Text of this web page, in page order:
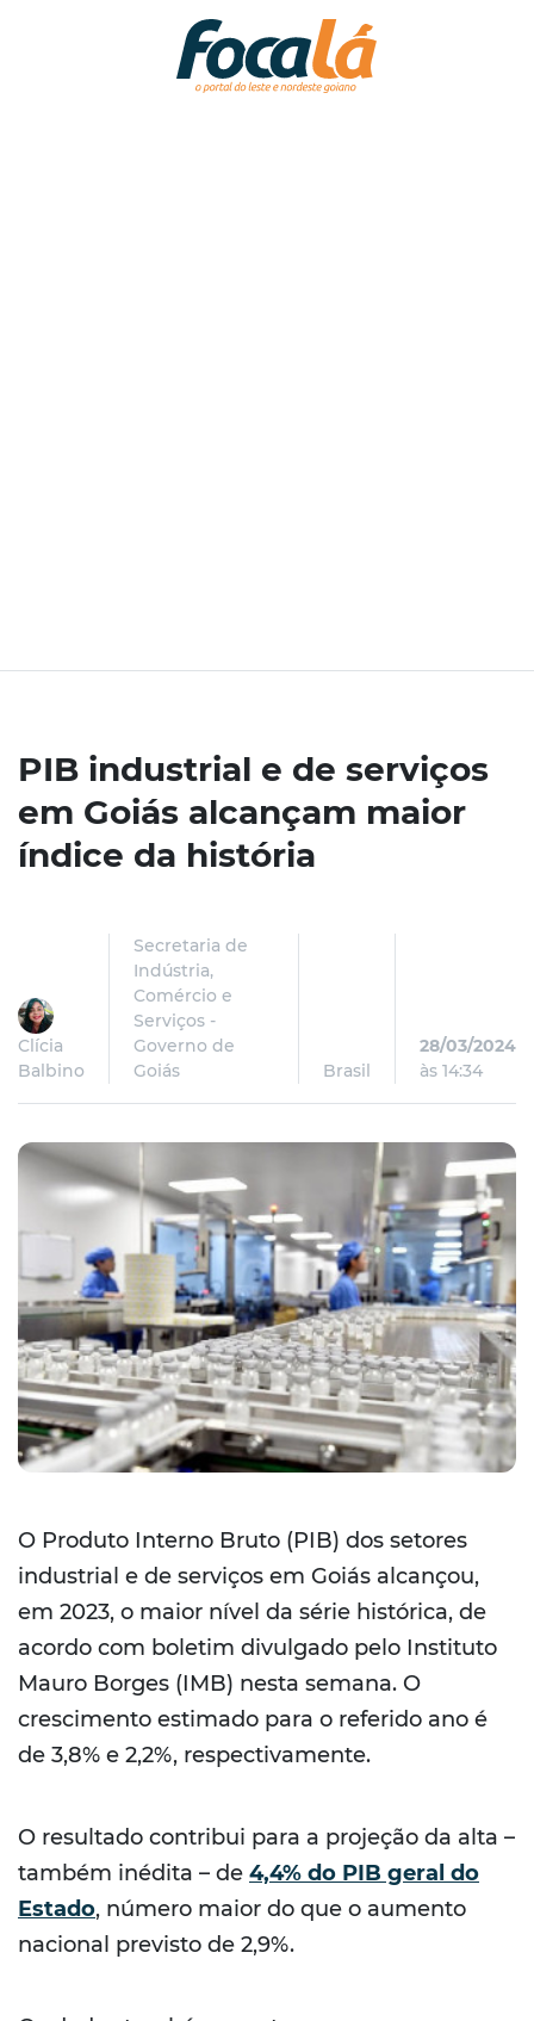
PIB industrial e de serviços
em Goiás alcançam maior
índice da história
Clícia
Balbino
Secretaria de
Indústria,
Comércio e
Serviços -
Governo de
Goiás
Brasil
28/03/2024
às 14:34
O Produto Interno Bruto (PIB) dos setores
industrial e de serviços em Goiás alcançou,
em 2023, o maior nível da série histórica, de
acordo com boletim divulgado pelo Instituto
Mauro Borges (IMB) nesta semana. O
crescimento estimado para o referido ano é
de 3,8% e 2,2%, respectivamente.
O resultado contribui para a projeção da alta –
também inédita – de 4,4% do PIB geral do
Estado, número maior do que o aumento
nacional previsto de 2,9%.